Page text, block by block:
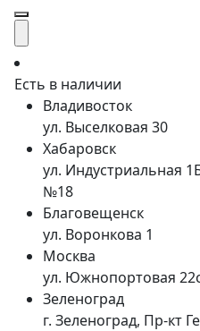
Есть в наличии
Владивосток
ул. Выселковая 30
Хабаровск
ул. Индустриальная
№18
Благовещенск
ул. Воронкова 1
Москва
ул. Южнопортовая
Зеленоград
г. Зеленоград, Пр-кт